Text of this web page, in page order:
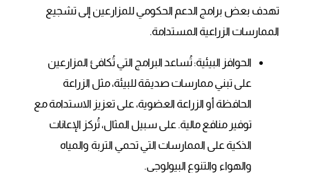
تهدف بعض برامج الدعم الحكومي للمزارعين إلى تشجيع
الممارسات الزراعية المستدامة.
الحوافز البيئية: تُساعد البرامج التي تُكافئ المزارعين
على تبني ممارسات صديقة للبيئة، مثل الزراعة
الحافظة أو الزراعة العضوية، على تعزيز الاستدامة مع
توفير منافع مالية. على سبيل المثال، تُركز الإعانات
الذكية على الممارسات التي تحمي التربة والمياه
والهواء والتنوع البيولوجي.